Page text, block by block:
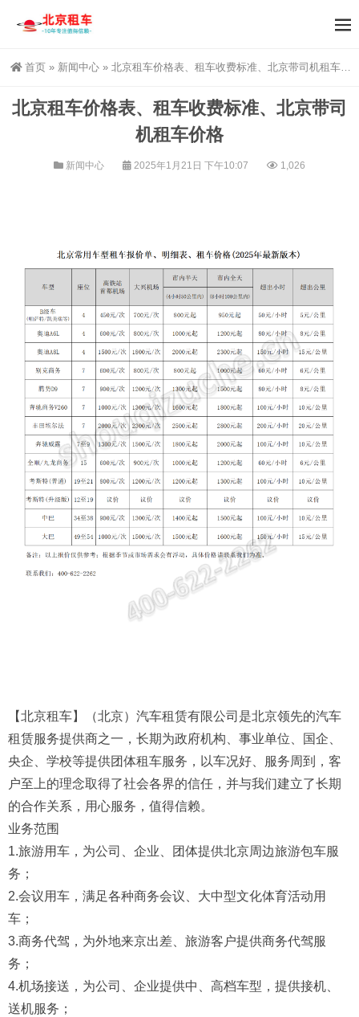
首页 » 新闻中心 » 北京租车价格表、租车收费标准、北京带司机租车价格
北京租车价格表、租车收费标准、北京带司
机租车价格
新闻中心 2025年1月21日 下午10:07 1,026
【北京租车】（北京）汽车租赁有限公司是北京领先的汽车
租赁服务提供商之一，长期为政府机构、事业单位、国企、
央企、学校等提供团体租车服务，以车况好、服务周到，客
户至上的理念取得了社会各界的信任，并与我们建立了长期
的合作关系，用心服务，值得信赖。
业务范围
1.旅游用车，为公司、企业、团体提供北京周边旅游包车服
务；
2.会议用车，满足各种商务会议、大中型文化体育活动用
车；
3.商务代驾，为外地来京出差、旅游客户提供商务代驾服
务；
4.机场接送，为公司、企业提供中、高档车型，提供接机、
送机服务；